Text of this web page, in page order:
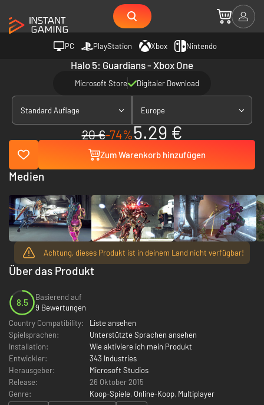
PC PlayStation Xbox Nintendo
Halo 5: Guardians - Xbox One
Microsoft Store Digitaler Download
Standard Auflage Europe
20 €-74%5.29 €
Zum Warenkorb hinzufügen
Achtung, dieses Produkt ist in deinem Land nicht verfügbar!
Über das Produkt
8.5
Basierend auf
9 Bewertungen
Country Compatibility:
Liste ansehen
Spielsprachen:
Unterstützte Sprachen ansehen
Installation:
Wie aktiviere ich mein Produkt
Entwickler:
343 Industries
Herausgeber:
Microsoft Studios
Release:
26 Oktober 2015
Genre:
Koop-Spiele, Online-Koop, Multiplayer
Medien